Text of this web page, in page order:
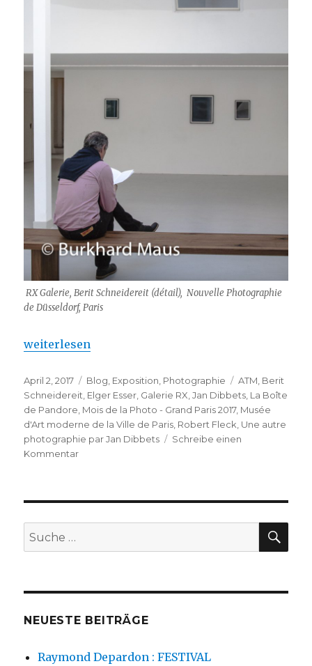
RX Galerie, Berit Schneidereit (détail), Nouvelle Photographie
de Düsseldorf, Paris
„Paris: Nouvelle Photographie de Düsseldorf“
weiterlesen
Veröffentlicht
am
April 2, 2017 Kategorien
Blog, Exposition, Photographie Schlagwörter
ATM, Berit
Schneidereit, Elger Esser, Galerie RX,Jan Dibbets, La Boîte
de Pandore, Mois de la Photo - Grand Paris 2017, Musée
d'Art moderne de la Ville de Paris, Robert Fleck, Une autre
photographie par Jan Dibbets
Schreibe einen
Kommentarzu
Düsseldorf
Suche
nach:
NEUESTE BEITRÄGE
Raymond Depardon : FESTIVAL